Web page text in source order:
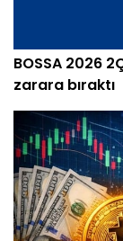
BOSSA 2026
zarara bıraktı